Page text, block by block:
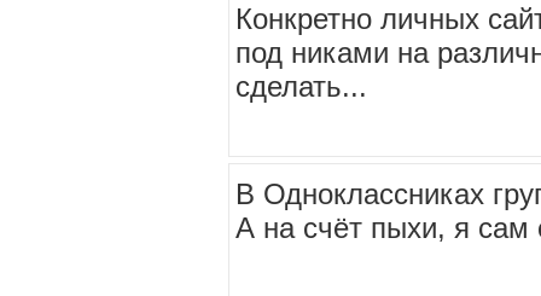
Конкретно личных
под никами на
сделать...
В Одноклассниках
А на счёт пыхи, я сам